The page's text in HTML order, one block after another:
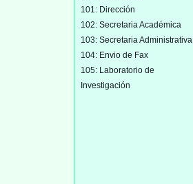
101: Dirección
102: Secretaria Académica
103: Secretaria Administrativa
104: Envio de Fax
105: Laboratorio de
Investigación